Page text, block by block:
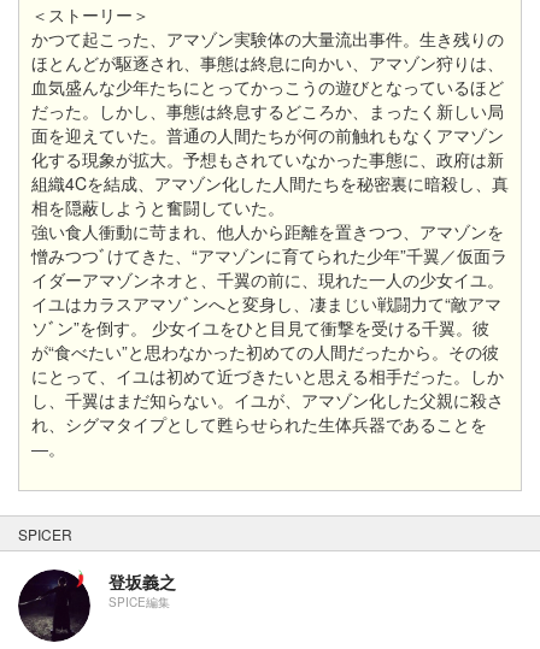
＜ストーリー＞
かつて起こった、 アマゾン実験体の大量流出事件。 生き残りの
ほとんどが駆逐され、 事態は終息に向かい、 アマゾン狩りは、
血気盛んな少年たちにとってかっこうの遊びとなっているほど
だった。
しかし、 事態は終息するどころか、
まったく新しい局
面を迎えていた。 普通の人間たちが何の前触れもなくアマゾン
化する現象が拡大。 予想もされていなかった事態に、 政府は新
組織4Cを結成、 アマゾン化した人間たちを秘密裏に暗殺し、 真
相を隠蔽しようと奮闘していた。
強い食人衝動に苛まれ、 他人から距離を置きつつ、 アマゾンを
憎みつつﾞけてきた、 “アマゾンに育てられた少年”千翼／仮面ラ
イダーアマゾンネオと、 千翼の前に、 現れた一人の少女イユ。
イユはカラスアマソﾞンへと変身し、 凄まじい戦闘力て“敵アマ
ソﾞン”を倒す。 少女イユをひと目見て衝撃を受ける千翼。 彼
が“食べたい”と思わなかった初めての人間だったから。 その彼
にとって、 イユは初めて近づきたいと思える相手だった。
しか
し、 千翼はまだ知らない。 イユが、 アマゾン化した父親に殺さ
れ、 シグマタイプとして甦らせられた生体兵器であることを
―。
SPICER
登坂義之
SPICE編集